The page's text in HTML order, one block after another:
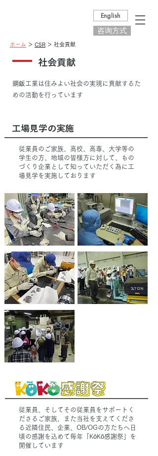
English
咨询方式
ホーム ＞ CSR ＞ 社会貢献
社会貢献
鋼鈑工業は住みよい社会の実現に貢献するた
めの活動を行っています
工場見学の実施
従業員のご家族、高校、高専、大学等の
学生の方、地域の皆様方に対して、もの
づくり企業として知っていただく為に工
場見学を実施しております
従業員、そしてその従業員をサポートく
ださるご家族、また当社を支えてくださ
る近隣住民、企業、OB/OGの方たちへ日
頃の感謝を込めて毎年「KōKō感謝祭」を
開催しています